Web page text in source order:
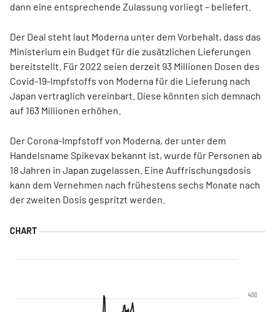
dann eine entsprechende Zulassung vorliegt – beliefert.
Der Deal steht laut Moderna unter dem Vorbehalt, dass das
Ministerium ein Budget für die zusätzlichen Lieferungen
bereitstellt. Für 2022 seien derzeit 93 Millionen Dosen des
Covid-19-Impfstoffs von Moderna für die Lieferung nach
Japan vertraglich vereinbart. Diese könnten sich demnach
auf 163 Millionen erhöhen.
Der Corona-Impfstoff von Moderna, der unter dem
Handelsname Spikevax bekannt ist, wurde für Personen ab
18 Jahren in Japan zugelassen. Eine Auffrischungsdosis
kann dem Vernehmen nach frühestens sechs Monate nach
der zweiten Dosis gespritzt werden.
400